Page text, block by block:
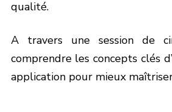
qualité.
A travers une session de
comprendre les concepts clés
application pour mieux